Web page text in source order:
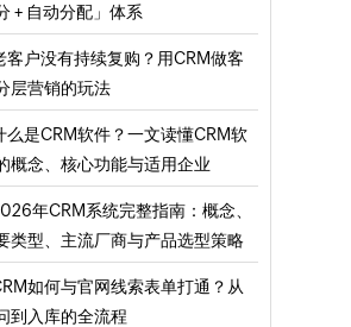
+ 自动分配」体系
客户没有持续复购？用CRM做客
层营销的玩法
么是CRM软件？一文读懂CRM软
概念、核心功能与适用企业
年CRM系统完整指南：概念、
类型、主流厂商与产品选型策略
如何与官网线索表单打通？从
到入库的全流程